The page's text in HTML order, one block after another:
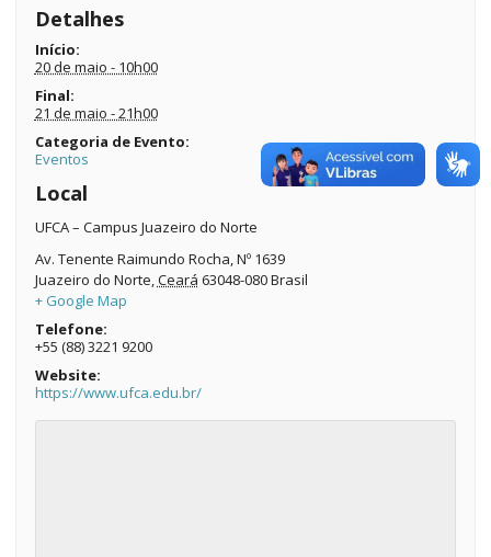
Detalhes
Início:
20 de maio - 10h00
Final:
21 de maio - 21h00
Categoria de Evento:
Eventos
Local
UFCA – Campus Juazeiro do Norte
Av. Tenente Raimundo Rocha, Nº 1639
Juazeiro do Norte,Ceará 63048-080Brasil
+ Google Map
Telefone:
+55 (88) 3221 9200
Website:
https://www.ufca.edu.br/